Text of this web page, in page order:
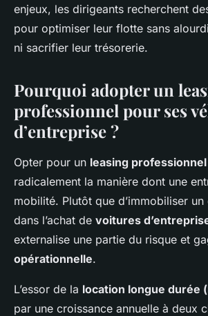
enjeux, les dirigeants recherchent
pour optimiser leur flotte sans
ni sacrifier leur trésorerie.
Pourquoi adopter un
professionnel pour ses
d’entreprise ?
Opter pour un leasing professionnel
radicalement la manière dont une
mobilité. Plutôt que d’immobiliser
dans l’achat de voitures
externalise une partie du risque et
opérationnelle.
L’essor de la location longue durée
par une croissance annuelle à deux